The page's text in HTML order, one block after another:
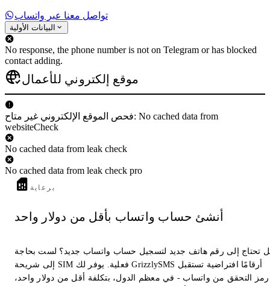
تواصل معنا عبر واتساب
البيانات الأولية
No response, the phone number is not on Telegram or has blocked
contact adding.
موقع إلكتروني للأعمال
فحص الموقع الإلكتروني غير متاح: No cached data from
websiteCheck
No cached data from leak check
No cached data from leak check pro
برعاية
أنشئ حساب واتساب بأقل من دولار واحد
تحتاج إلى رقم هاتف جديد لتسجيل حساب واتساب جديد؟ لست بحاجة
إلى شريحة SIM فعلية. يوفر لك GrizzlySMS أرقامًا افتراضية تستقبل
رمز التحقق من واتساب - في معظم الدول، بتكلفة أقل من دولار واحد،